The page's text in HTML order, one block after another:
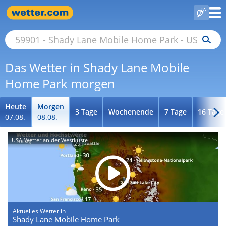
Das Wetter in Shady Lane Mobile
Home Park morgen
Heute
07.08.
Morgen
08.08.
3 Tage Wochenende 7 Tage 16 Tage
USA-Wetter an der Westküste
Aktuelles Wetter in
Shady Lane Mobile Home Park